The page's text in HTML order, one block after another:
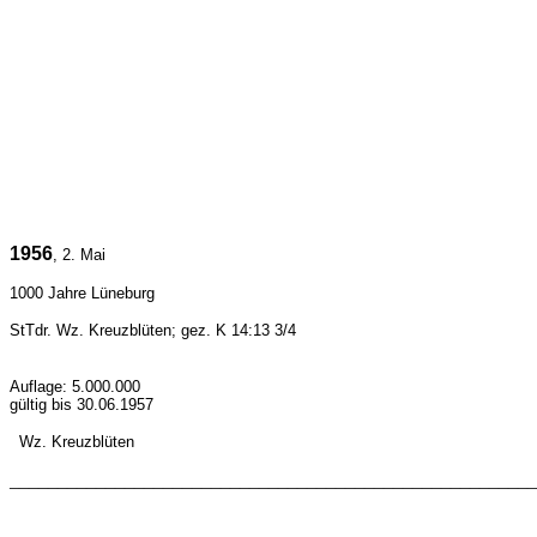
1956, 2. Mai
1000 Jahre Lüneburg
StTdr. Wz. Kreuzblüten; gez. K 14:13 3/4
Auflage: 5.000.000
gültig bis 30.06.1957
Wz. Kreuzblüten